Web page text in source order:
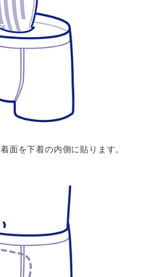
面を下着の内側に貼ります。